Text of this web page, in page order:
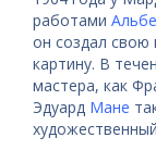
работами
он создал
картину. В
мастера, как
Эдуард Мане